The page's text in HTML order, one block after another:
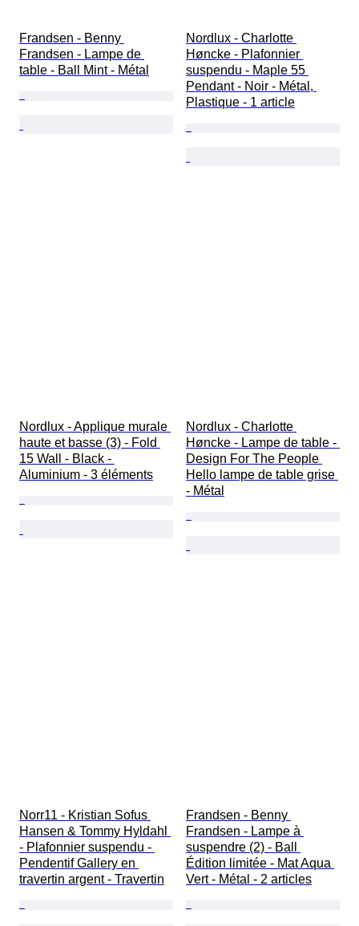
Frandsen - Benny
Frandsen - Lampe de
table - Ball Mint - Métal
Nordlux - Charlotte
Høncke - Plafonnier
suspendu - Maple 55
Pendant - Noir - Métal,
Plastique - 1 article
Nordlux - Applique murale
haute et basse (3) - Fold
15 Wall - Black -
Aluminium - 3 éléments
Nordlux - Charlotte
Høncke - Lampe de table -
Design For The People
Hello lampe de table grise
- Métal
Norr11 - Kristian Sofus
Hansen & Tommy Hyldahl
- Plafonnier suspendu -
Pendentif Gallery en
travertin argent - Travertin
Frandsen - Benny
Frandsen - Lampe à
suspendre (2) - Ball
Édition limitée - Mat Aqua
Vert - Métal - 2 articles